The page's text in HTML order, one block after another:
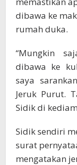
dibawa ke
rumah duka.
“Mungkin
dibawa ke
saya
Jeruk Purut.
Sidik di
Sidik sendiri
surat
mengatakan